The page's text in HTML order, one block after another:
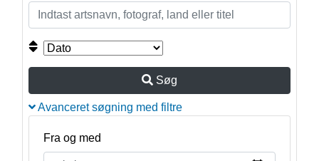
Søg
Avanceret søgning med filtre
Fra og med